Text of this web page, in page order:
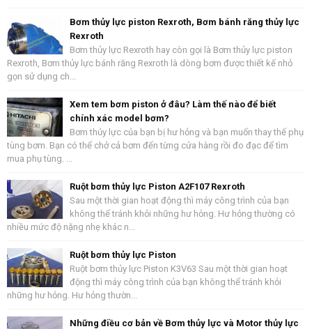
Bơm thủy lực piston Rexroth, Bơm bánh răng thủy lực
Rexroth
Bơm thủy lực Rexroth hay còn gọi là Bơm thủy lực piston
Rexroth, Bơm thủy lực bánh răng Rexroth là dòng bơm được thiết kế nhỏ
gọn sử dụng ch...
Xem tem bơm piston ở đâu? Làm thế nào để biết
chính xác model bơm?
Bơm thủy lực của bạn bị hư hỏng và bạn muốn thay thế phụ
tùng bơm. Bạn có thể chở cả bơm đến từng cửa hàng rồi đo đạc để tìm
mua phụ tùng. ...
Ruột bơm thủy lực Piston A2F107 Rexroth
Sau một thời gian hoạt động thì máy công trình của bạn
không thể tránh khỏi những hư hỏng. Hư hỏng thường có
nhiều mức độ nặng nhẹ khác n...
Ruột bơm thủy lực Piston
Ruột bơm thủy lực Piston K3V63 Sau một thời gian hoạt
động thì máy công trình của bạn không thể tránh khỏi
những hư hỏng. Hư hỏng thườn...
Những điều cơ bản về Bơm thủy lực và Motor thủy lực